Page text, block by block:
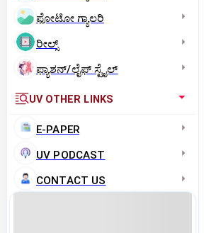
ಫೋಟೋ ಗ್ಯಾಲರಿ
ರೀಲ್ಸ್
ಫ್ಯಾಶನ್/ಲೈಫ್‌ ಸ್ಟೈಲ್
UV OTHER LINKS
E-PAPER
UV PODCAST
CONTACT US